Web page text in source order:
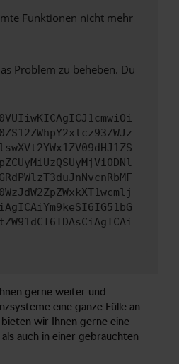
Funktionen nicht mehr
Problem zu beheben. Du
gerne weiter und
eine ganze Fülle an
wir Ihnen gerne eine
auch in einer gebrauchten